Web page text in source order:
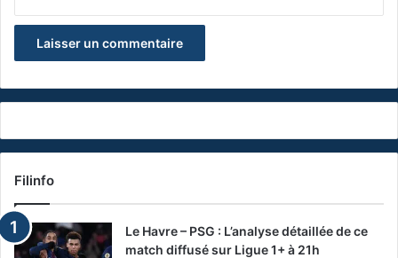
Filinfo
Le Havre – PSG : L’analyse détaillée de ce
match diffusé sur Ligue 1+ à 21h